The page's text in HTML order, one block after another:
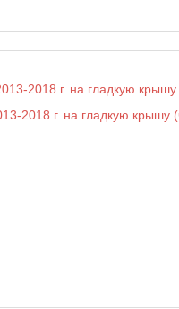
2018 г. на гладкую крышу